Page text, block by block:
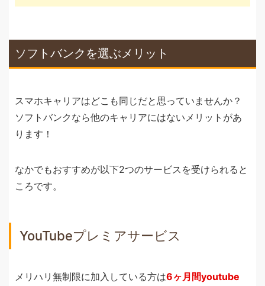
ソフトバンクを選ぶメリット
スマホキャリアはどこも同じだと思っていませんか？
ソフトバンクなら他のキャリアにはないメリットがあ
ります！
なかでもおすすめが以下2つのサービスを受けられると
ころです。
YouTubeプレミアサービス
メリハリ無制限に加入している方は6ヶ月間youtube